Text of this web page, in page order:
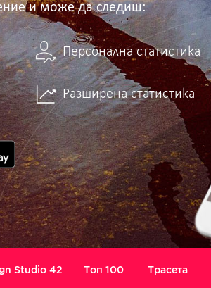
и може да следиш:
Персонална статистика
Разширена статистика
Studio 42 Топ 100 Трасета